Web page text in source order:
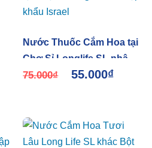
Nước Thuốc Cắm Hoa tại
Chợ Sỉ Longlife SL nhập
khẩu Israel
75.000₫ 55.000₫